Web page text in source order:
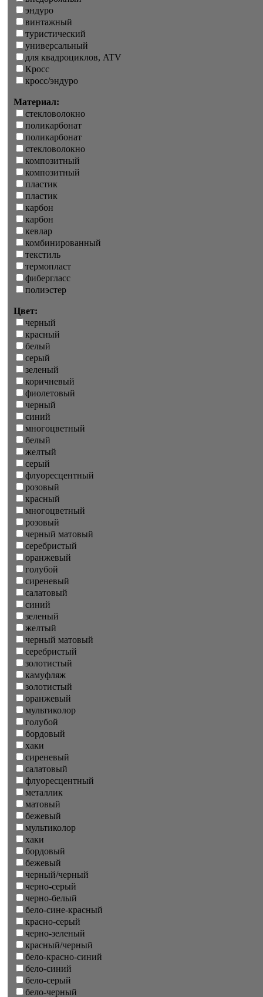
эндуро
винтажный
туристический
универсальный
для квадроциклов, ATV
Кросс
кросс/эндуро
Материал:
стекловолокно
поликарбонат
поликарбонат
стекловолокно
композитный
композитный
пластик
пластик
карбон
карбон
кевлар
комбинированный
текстиль
термопласт
фибергласс
полиэстер
Цвет:
черный
красный
белый
серый
зеленый
коричневый
фиолетовый
черный
синий
многоцветный
белый
желтый
серый
флуоресцентный
розовый
красный
многоцветный
розовый
черный матовый
серебристый
оранжевый
голубой
сиреневый
салатовый
синий
зеленый
желтый
черный матовый
серебристый
золотистый
камуфляж
золотистый
оранжевый
мультиколор
голубой
бордовый
хаки
сиреневый
салатовый
флуоресцентный
металлик
матовый
бежевый
мультиколор
хаки
бордовый
бежевый
черный/черный
черно-серый
черно-белый
бело-сине-красный
красно-серый
черно-зеленый
красный/черный
бело-красно-синий
бело-синий
бело-серый
бело-черный